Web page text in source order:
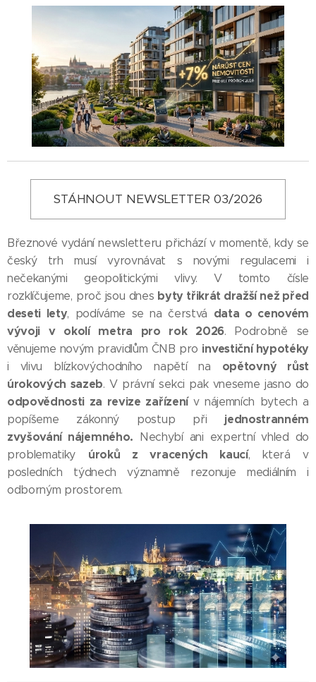
STÁHNOUT NEWSLETTER 03/2026
Březnové vydání newsletteru přichází v momentě, kdy se
český trh musí vyrovnávat s novými regulacemi i
nečekanými geopolitickými vlivy. V tomto čísle
rozklíčujeme, proč jsou dnes byty třikrát dražší než před
deseti lety, podíváme se na čerstvá data o cenovém
vývoji v okolí metra pro rok 2026. Podrobně se
věnujeme novým pravidlům ČNB pro investiční hypotéky
i vlivu blízkovýchodního napětí na opětovný růst
úrokových sazeb. V právní sekci pak vneseme jasno do
odpovědnosti za revize zařízení v nájemních bytech a
popíšeme zákonný postup při jednostranném
zvyšování nájemného. Nechybí ani expertní vhled do
problematiky úroků z vracených kaucí, která v
posledních týdnech významně rezonuje mediálním i
odborným prostorem.